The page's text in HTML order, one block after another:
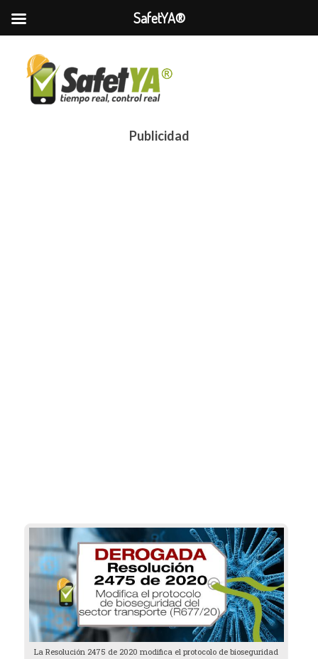
Publicidad
La Resolución 2475 de 2020 modifica el protocolo de bioseguridad
SafetYA®